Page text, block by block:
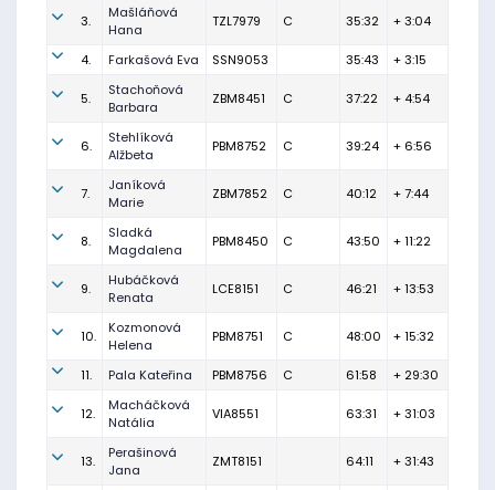
3.
Mašláňová
Hana
TZL7979 C 35:32 + 3:04
4. Farkašová Eva SSN9053 35:43 + 3:15
5.
Stachoňová
Barbara
ZBM8451 C 37:22 + 4:54
6.
Stehlíková
Alžbeta
PBM8752 C 39:24 + 6:56
7.
Janíková
Marie
ZBM7852 C 40:12 + 7:44
8.
Sladká
Magdalena
PBM8450 C 43:50 + 11:22
9.
Hubáčková
Renata
LCE8151 C 46:21 + 13:53
10.
Kozmonová
Helena
PBM8751 C 48:00 + 15:32
11. Pala Kateřina PBM8756 C 61:58 + 29:30
12.
Macháčková
Natália
VIA8551 63:31 + 31:03
13.
Perašinová
Jana
ZMT8151 64:11 + 31:43